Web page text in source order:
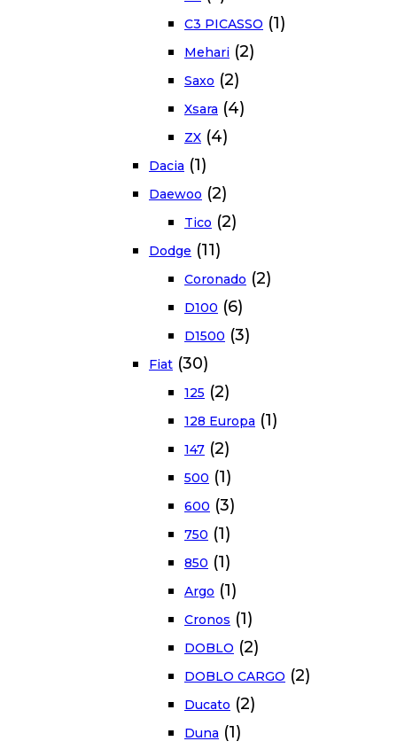
C3 PICASSO (1)
Mehari (2)
Saxo (2)
Xsara (4)
ZX (4)
Dacia (1)
Daewoo (2)
Tico (2)
Dodge (11)
Coronado (2)
D100 (6)
D1500 (3)
Fiat (30)
125 (2)
128 Europa (1)
147 (2)
500 (1)
600 (3)
750 (1)
850 (1)
Argo (1)
Cronos (1)
DOBLO (2)
DOBLO CARGO (2)
Ducato (2)
Duna (1)